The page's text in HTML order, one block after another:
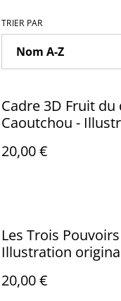
TRIER PAR
Cadre 3D Fruit du
Caoutchou -
peinte à la main
20,00 €
Les Trois
Illustration
20,00 €